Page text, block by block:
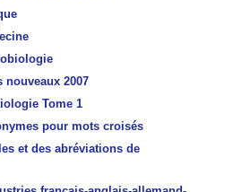
nouveaux 2007
Tome 1
pour mots croisés
et des abréviations de